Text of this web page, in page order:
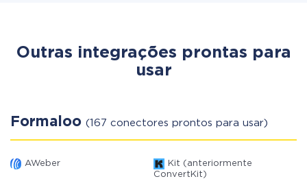
Outras integrações prontas para
usar
Formaloo (167 conectores prontos para usar)
AWeber
Kit (anteriormente
ConvertKit)